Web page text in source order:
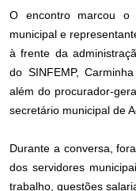
O encontro marcou o
municipal e
à frente da
do SINFEMP,
além do procurador-
secretário municipal de
Durante a conversa,
dos servidores
trabalho, questões